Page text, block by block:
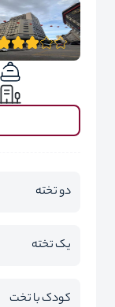
دو تخته
یک تخته
کودک با تخت